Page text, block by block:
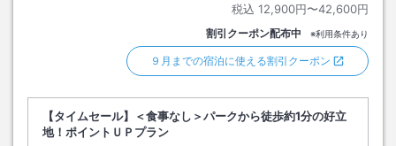
税込 12,900円〜42,600円
割引クーポン配布中 ※利用条件あり
９月までの宿泊に使える割引クーポン
【タイムセール】＜食事なし＞パークから徒歩約1分の好立
地！ポイントＵＰプラン